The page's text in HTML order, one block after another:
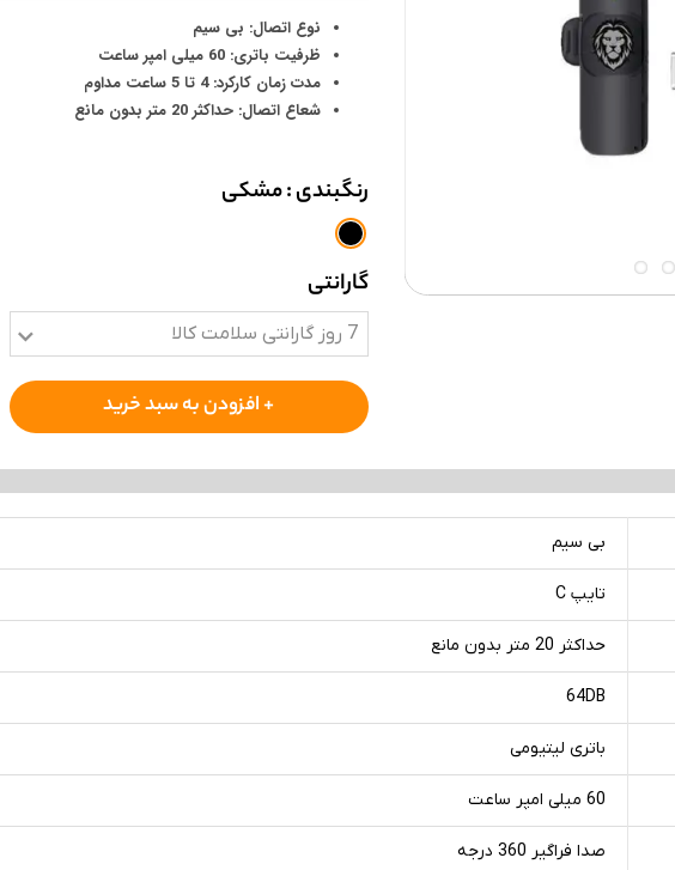
نوع اتصال: بی سیم
ظرفیت باتری: 60 میلی امپر ساعت
مدت زمان کارکرد: 4 تا 5 ساعت مداوم
شعاع اتصال: حداکثر 20 متر بدون مانع
رنگبندی: مشکی
گارانتی
7 روز گارانتی سلامت کالا
+ افزودن به سبد خرید
بی سیم
تایپ C
حداکثر 20 متر بدون مانع
64DB
باتری لیتیومی
60 میلی امپر ساعت
صدا فراگیر 360 درجه